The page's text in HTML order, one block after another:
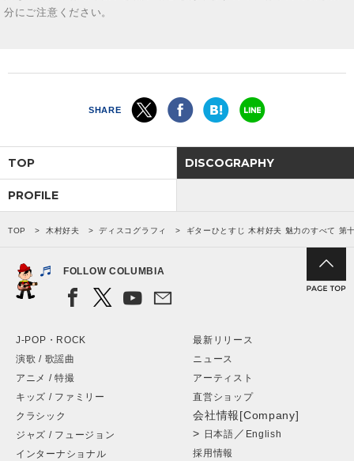
分にご注意ください。
SHARE
TOP DISCOGRAPHY
PROFILE
TOP 木村好夫 ディスコグラフィ ギターひとすじ 木村好夫 魅力のすべて 第
FOLLOW COLUMBIA
J-POP・ROCK
演歌 / 歌謡曲
アニメ / 特撮
キッズ / ファミリー
クラシック
ジャズ / フュージョン
インターナショナル
最新リリース
ニュース
アーティスト
直営ショップ
会社情報[Company]
> 日本語 ／ English
採用情報